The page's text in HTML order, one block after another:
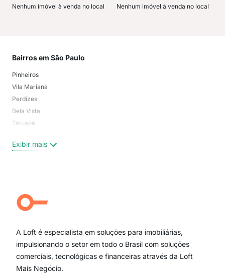
Nenhum imóvel à venda no local Nenhum imóvel à venda no local
Bairros em São Paulo
Pinheiros
Vila Mariana
Perdizes
Bela Vista
Tatuapé
Centro
Campo Belo
Ipiranga
Paraíso
Itaim Bibi
Exibir mais
A Loft é especialista em soluções para imobiliárias,
impulsionando o setor em todo o Brasil com soluções
comerciais, tecnológicas e financeiras através da Loft
Mais Negócio.